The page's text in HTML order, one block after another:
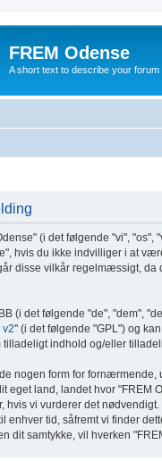
FREM Odense
A short text to describe your forum
(i det følgende "vi",
hvis du ikke indvilliger i at
disse vilkår regelmæssigt,
(i det følgende "de", "dem",
v2" (i det følgende "GPL") og
indhold og/eller
nogen form for
eget land, landet hvor "FREM
hvis vi vurderer det
enhver tid, såfremt vi finder
dit samtykke, vil hverken